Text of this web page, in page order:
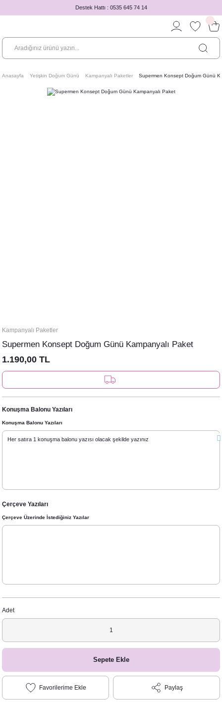
Destek Hattı : 0535 645 74 14
Anasayfa Yetişkin Doğum Günü Kampanyalı Paketler Supermen Konsept Doğum Günü
Kampanyalı Paketler
Supermen Konsept Doğum Günü Kampanyalı Paket
1.190,00 TL
Konuşma Balonu Yazıları
Konuşma Balonu Yazıları
Çerçeve Yazıları
Çerçeve Üzerinde İstediğiniz Yazılar
Adet
Sepete Ekle
Paylaş